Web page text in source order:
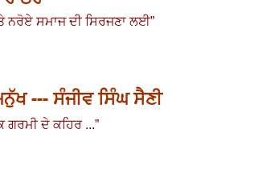
ਸਮਾਜ ਦੀ ਸਿਰਜਣਾ ਲਈ”
--- ਸੰਜੀਵ ਸਿੰਘ ਸੈਣੀ
ਗਰਮੀ ਦੇ ਕਹਿਰ ...”